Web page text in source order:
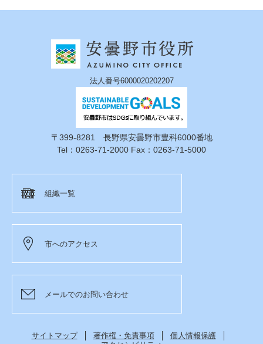
法人番号6000020202207
〒399-8281 長野県安曇野市豊科6000番地
Tel：0263-71-2000 Fax：0263-71-5000
組織一覧
市へのアクセス
メールでのお問い合わせ
サイトマップ 著作権・免責事項
個人情報保護